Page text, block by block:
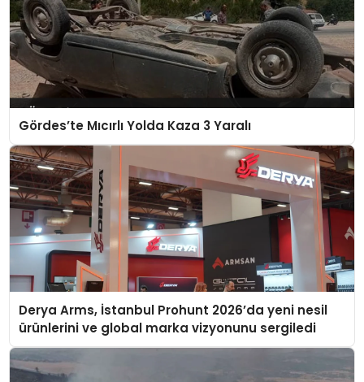
Gördes’te Mıcırlı Yolda Kaza 3 Yaralı
Derya Arms, İstanbul Prohunt 2026’da yeni nesil
ürünlerini ve global marka vizyonunu sergiledi